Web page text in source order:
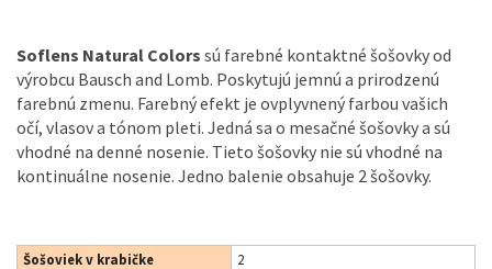
Soflens Natural Colors sú farebné kontaktné šošovky od
výrobcu Bausch and Lomb. Poskytujú jemnú a prirodzenú
farebnú zmenu. Farebný efekt je ovplyvnený farbou vašich
očí, vlasov a tónom pleti. Jedná sa o mesačné šošovky a sú
vhodné na denné nosenie. Tieto šošovky nie sú vhodné na
kontinuálne nosenie. Jedno balenie obsahuje 2 šošovky.
Šošoviek v krabičke
2